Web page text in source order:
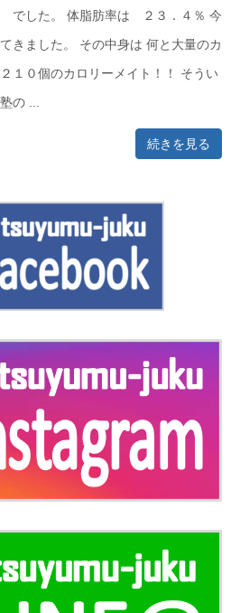
でした。 体脂肪率は ２３．４％ 今
きました。 その中身は 何と大量のカ
１０個のカロリーメイト！！ そうい
の ...
続きを見る